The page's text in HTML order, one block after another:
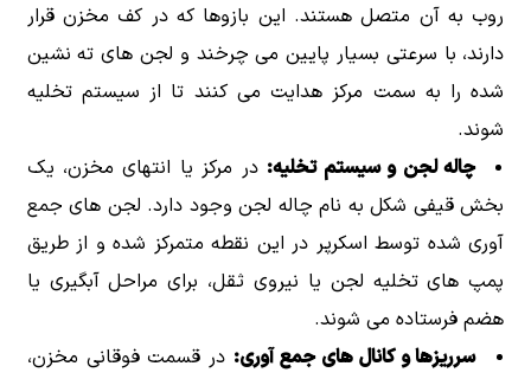
روب به آن متصل هستند. این بازوها که در کف مخزن قرار
دارند، با سرعتی بسیار پایین می چرخند و لجن های ته نشین
شده را به سمت مرکز هدایت می کنند تا از سیستم تخلیه
شوند.
چاله لجن و سیستم تخلیه: در مرکز یا انتهای مخزن، یک
بخش قیفی شکل به نام چاله لجن وجود دارد. لجن های جمع
آوری شده توسط اسکرپر در این نقطه متمرکز شده و از طریق
پمپ های تخلیه لجن یا نیروی ثقل، برای مراحل آبگیری یا
هضم فرستاده می شوند.
سرریزها و کانال های جمع آوری: در قسمت فوقانی مخزن،